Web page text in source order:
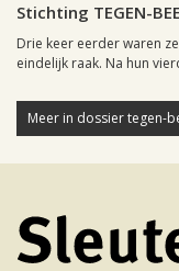
Stichting TEGEN-
Drie keer eerder waren
eindelijk raak. Na hun
Meer in dossier tegen-